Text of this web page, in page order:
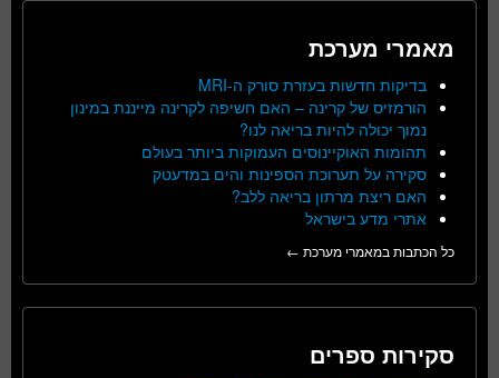
מאמרי מערכת
בדיקות חדשות בעזרת סורק ה-MRI
הורמזיס של קרינה – האם חשיפה לקרינה מייננת במינון
נמוך יכולה להיות בריאה לנו?
תהומות האוקיינוסים העמוקות ביותר בעולם
סקירה על תערוכת הספינות והים במדעטק
האם ריצת מרתון בריאה ללב?
אתרי מדע בישראל
כל הכתבות במאמרי מערכת ←
סקירות ספרים